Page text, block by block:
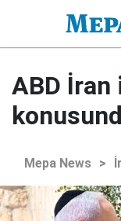
ABD İran
Mepa News >